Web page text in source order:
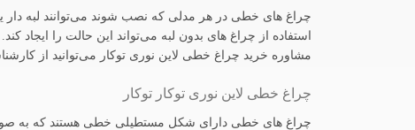
چراغ های خطی در هر مدلی که نصب شوند می‌توانند لبه دار
استفاده از چراغ های بدون لبه می‌تواند این حالت را ایجاد
مشاوره خرید چراغ خطی لاین نوری توکار می‌توانید از
چراغ خطی لاین نوری توکار توکار
چراغ های خطی دارای شکل مستطیلی خطی هستند که به